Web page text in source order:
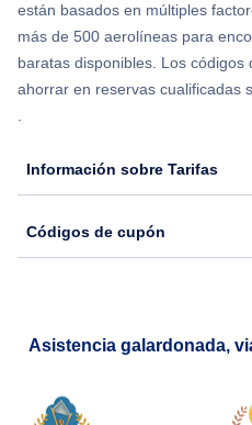
están basados en múltiples
más de 500 aerolíneas para
baratas disponibles. Los
ahorrar en reservas cualificadas
.
Información sobre Tarifas
Códigos de cupón
Asistencia galardonada,